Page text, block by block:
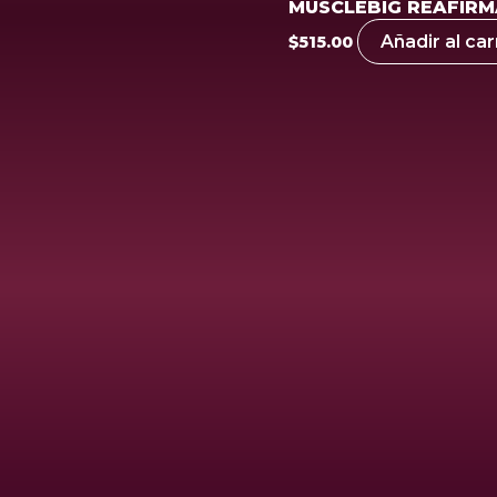
MUSCLEBIG
$515.00 Añadir al